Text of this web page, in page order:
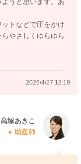
、活動限界を過ぎ
ないかとご心配に
パーで、あまりた
しゃいますし、例
にあくびをした
方以降にグズグズす
っぱいのお子さん
で、お腹がいっぱ
うと思います。あ
トなどで圧をかけ
やさしくゆらゆら
2026/4/27 12:19
高塚あきこ
助産師